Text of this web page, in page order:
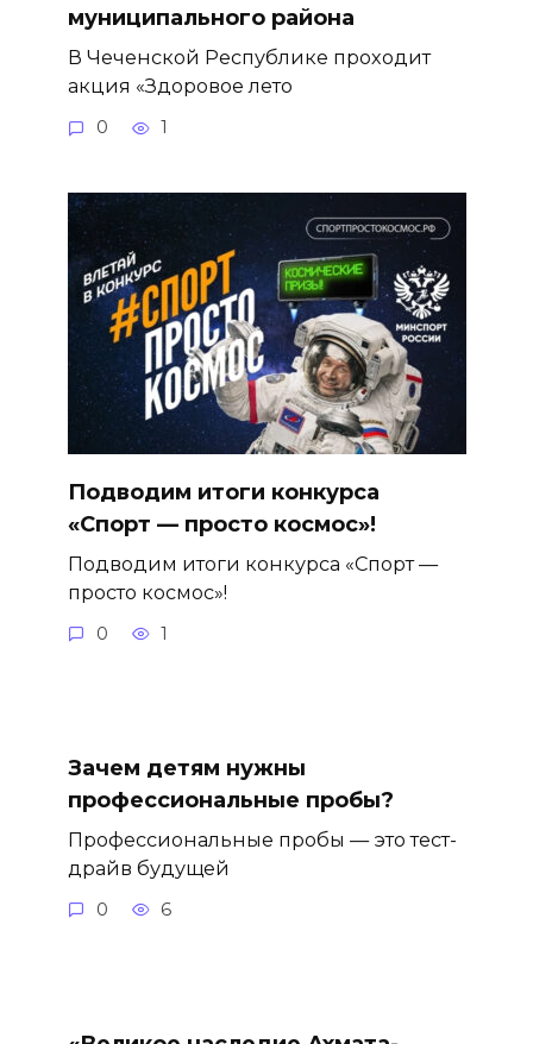
муниципального района
В Чеченской Республике проходит
акция «Здоровое лето
0 1
Подводим итоги конкурса
«Спорт — просто космос»!
Подводим итоги конкурса «Спорт —
просто космос»!
0 1
Зачем детям нужны
профессиональные пробы?
Профессиональные пробы — это тест-
драйв будущей
0 6